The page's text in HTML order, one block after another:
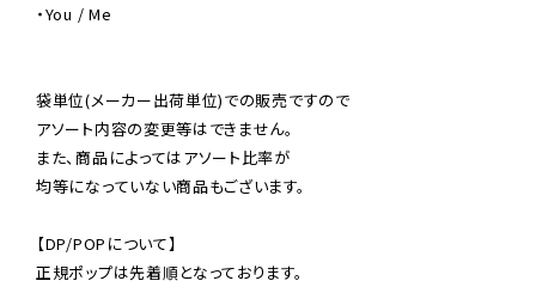
・You / Me
袋単位(メーカー出荷単位)での販売ですので
アソート内容の変更等はできません。
また、商品によってはアソート比率が
均等になっていない商品もございます。
【DP/POPについて】
正規ポップは先着順となっております。